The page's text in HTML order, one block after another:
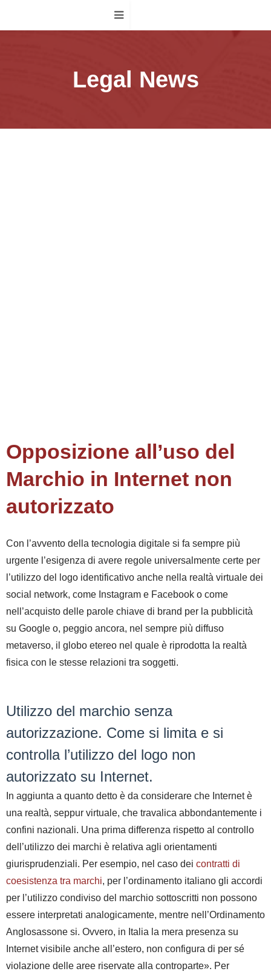
Legal News
Opposizione all’uso del
Marchio in Internet non
autorizzato
Con l’avvento della tecnologia digitale si fa sempre più
urgente l’esigenza di avere regole universalmente certe per
l’utilizzo del logo identificativo anche nella realtà virtuale dei
social network, come Instagram e Facebook o come
nell’acquisto delle parole chiave di brand per la pubblicità
su Google o, peggio ancora, nel sempre più diffuso
metaverso, il globo etereo nel quale è riprodotta la realtà
fisica con le stesse relazioni tra soggetti.
Utilizzo del marchio senza
autorizzazione. Come si limita e si
controlla l’utilizzo del logo non
autorizzato su Internet.
In aggiunta a quanto detto è da considerare che Internet è
una realtà, seppur virtuale, che travalica abbondantemente i
confini nazionali. Una prima differenza rispetto al controllo
dell’utilizzo dei marchi è relativa agli orientamenti
giurisprudenziali. Per esempio, nel caso dei contratti di
coesistenza tra marchi, per l’ordinamento italiano gli accordi
per l’utilizzo condiviso del marchio sottoscritti non possono
essere interpretati analogicamente, mentre nell’Ordinamento
Anglosassone si. Ovvero, in Italia la mera presenza su
Internet visibile anche all’estero, non configura di per sé
violazione delle aree riservate alla controparte». Per